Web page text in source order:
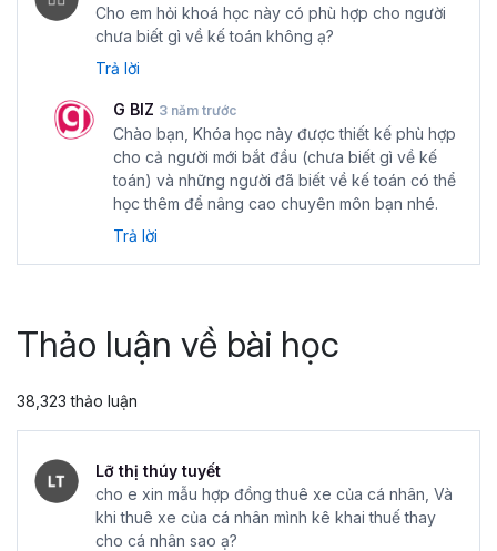
Cho em hỏi khoá học này có phù hợp cho người
chưa biết gì về kế toán không ạ?
Trả lời
G BIZ 3 năm trước
Chào bạn, Khóa học này được thiết kế phù hợp
cho cả người mới bắt đầu (chưa biết gì về kế
toán) và những người đã biết về kế toán có thể
học thêm để nâng cao chuyên môn bạn nhé.
Trả lời
Thảo luận về bài học
38,323 thảo luận
Lỡ thị thúy tuyết
cho e xin mẫu hợp đồng thuê xe của cá nhân, Và
khi thuê xe của cá nhân mình kê khai thuế thay
cho cá nhân sao ạ?